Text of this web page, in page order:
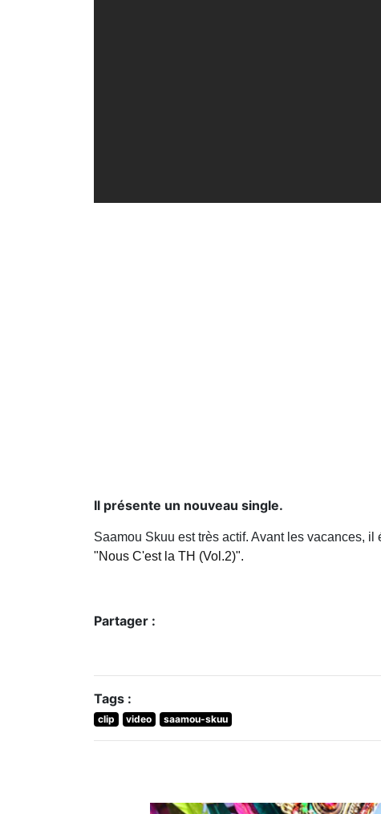
Il présente un nouveau single.
Saamou Skuu est très actif. Avant les vacances,
"Nous C'est la TH (Vol.2)".
Partager :
Tags :
clip video saamou-skuu